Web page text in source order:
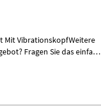
Mit VibrationskopfWeitere
Fragen Sie das einfach